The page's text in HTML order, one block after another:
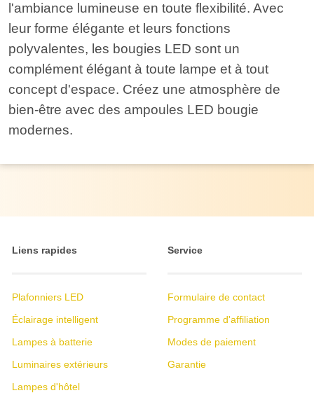
l'ambiance lumineuse en toute flexibilité. Avec
leur forme élégante et leurs fonctions
polyvalentes, les bougies LED sont un
complément élégant à toute lampe et à tout
concept d'espace. Créez une atmosphère de
bien-être avec des ampoules LED bougie
modernes.
Liens rapides
Plafonniers LED
Éclairage intelligent
Lampes à batterie
Luminaires extérieurs
Lampes d'hôtel
Service
Formulaire de contact
Programme d'affiliation
Modes de paiement
Garantie